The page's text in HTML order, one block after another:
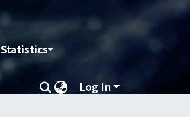
Statistics
Log In